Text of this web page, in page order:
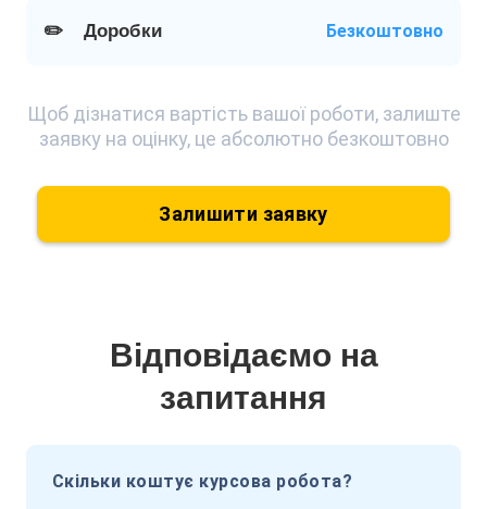
✏️ Доробки Безкоштовно
Щоб дізнатися вартість вашої роботи, залиште
заявку на оцінку, це абсолютно безкоштовно
Залишити заявку
Відповідаємо на
запитання
Скільки коштує курсова робота?